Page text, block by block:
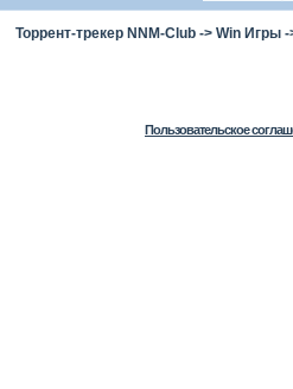
Торрент-трекер NNM-Club -> Win Игры
Пользовательское